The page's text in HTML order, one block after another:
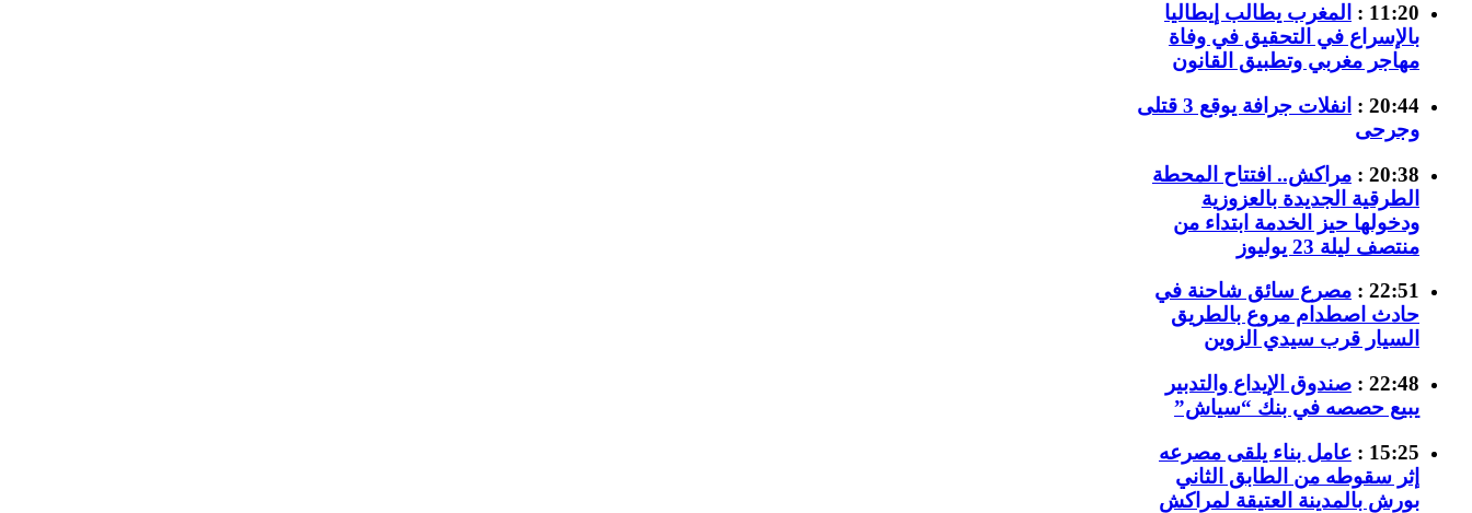
11:20 :
المغرب يطالب إيطاليا
بالإسراع في التحقيق في وفاة
مهاجر مغربي وتطبيق القانون
20:44 :
انفلات جرافة يوقع 3 قتلى
وجرحى
20:38 :
مراكش.. افتتاح المحطة
الطرقية الجديدة بالعزوزية
ودخولها حيز الخدمة ابتداء من
منتصف ليلة 23 يوليوز
22:51 :
مصرع سائق شاحنة في
حادث اصطدام مروع بالطريق
السيار قرب سيدي الزوين
22:48 :
صندوق الإيداع والتدبير
يبيع حصصه في بنك “سياش”
15:25 :
عامل بناء يلقى مصرعه
إثر سقوطه من الطابق الثاني
بورش بالمدينة العتيقة لمراكش